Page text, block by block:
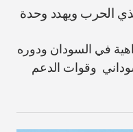
الحرب ويهدد وحدة
في السودان ودوره
وقوات الدعم
التاريخية